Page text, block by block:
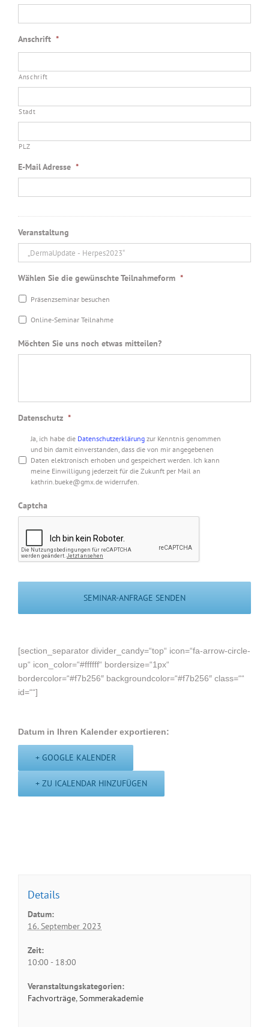
Anschrift *
Anschrift
Stadt
PLZ
E-Mail Adresse *
Veranstaltung
Wählen Sie die gewünschte Teilnahmeform *
Präsenzseminar besuchen
Online-Seminar Teilnahme
Möchten Sie uns noch etwas mitteilen?
Datenschutz *
Ja, ich habe die Datenschutzerklärung zur Kenntnis genommen
und bin damit einverstanden, dass die von mir angegebenen
Daten elektronisch erhoben und gespeichert werden. Ich kann
meine Einwilligung jederzeit für die Zukunft per Mail an
kathrin.bueke@gmx.de widerrufen.
Captcha
[section_separator divider_candy=“top“ icon=“fa-arrow-circle-
up“ icon_color=“#ffffff“ bordersize=“1px“
bordercolor=“#f7b256″ backgroundcolor=“#f7b256″ class=““
id=““]
Datum in Ihren Kalender exportieren:
+ GOOGLE KALENDER
+ ZU ICALENDAR HINZUFÜGEN
Details
Datum:
16. September 2023
Zeit:
10:00 - 18:00
Veranstaltungskategorien:
Fachvorträge,Sommerakademie